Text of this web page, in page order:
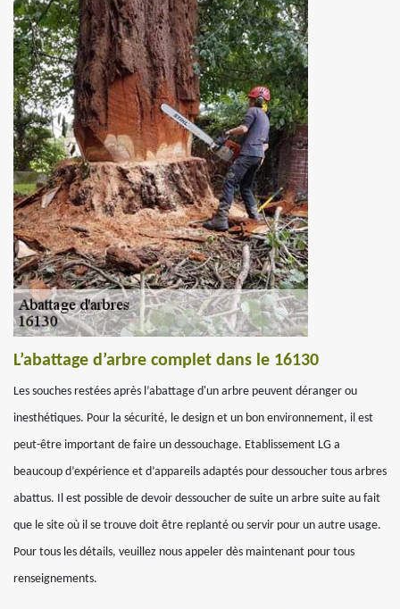
L’abattage d’arbre complet dans le 16130
Les souches restées après l’abattage d'un arbre peuvent déranger ou
inesthétiques. Pour la sécurité, le design et un bon environnement, il est
peut-être important de faire un dessouchage. Etablissement LG a
beaucoup d’expérience et d’appareils adaptés pour dessoucher tous arbres
abattus. Il est possible de devoir dessoucher de suite un arbre suite au fait
que le site où il se trouve doit être replanté ou servir pour un autre usage.
Pour tous les détails, veuillez nous appeler dès maintenant pour tous
renseignements.